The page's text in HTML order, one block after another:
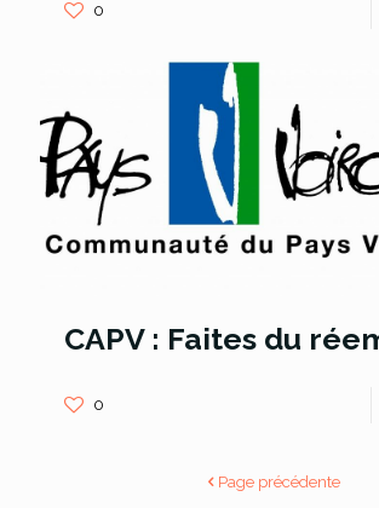
0
CAPV : Faites du
0
Page précédente